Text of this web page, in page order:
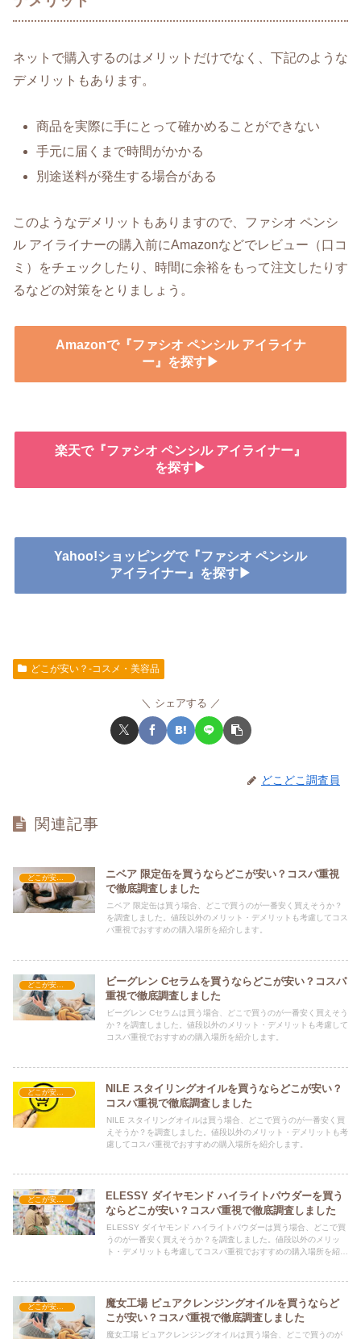
ネットで購入するのはメリットだけでなく、下記のような
デメリットもあります。
商品を実際に手にとって確かめることができない
手元に届くまで時間がかかる
別途送料が発生する場合がある
このようなデメリットもありますので、ファシオ ペンシ
ル アイライナーの購入前にAmazonなどでレビュー（口コ
ミ）をチェックしたり、時間に余裕をもって注文したりす
るなどの対策をとりましょう。
Amazonで『ファシオ ペンシル アイライナ
ー』を探す▶
楽天で『ファシオ ペンシル アイライナー』
を探す▶
Yahoo!ショッピングで『ファシオ ペンシル
アイライナー』を探す▶
どこが安い？-コスメ・美容品
シェアする
どこどこ調査員
関連記事
どこが安い？-コスメ・美容品
ニベア 限定缶を買うならどこが安い？コスパ重視
で徹底調査しました
ニベア 限定缶は買う場合、どこで買うのが一番安く買えそうか？
を調査しました。値段以外のメリット・デメリットも考慮してコス
パ重視でおすすめの購入場所を紹介します。
どこが安い？-コスメ・美容品
ビーグレン Cセラムを買うならどこが安い？コスパ
重視で徹底調査しました
ビーグレン Cセラムは買う場合、どこで買うのが一番安く買えそう
か？を調査しました。値段以外のメリット・デメリットも考慮して
コスパ重視でおすすめの購入場所を紹介します。
どこが安い？-コスメ・美容品
NILE スタイリングオイルを買うならどこが安い？
コスパ重視で徹底調査しました
NILE スタイリングオイルは買う場合、どこで買うのが一番安く買
えそうか？を調査しました。値段以外のメリット・デメリットも考
慮してコスパ重視でおすすめの購入場所を紹介します。
どこが安い？-コスメ・美容品
ELESSY ダイヤモンド ハイライトパウダーを買う
ならどこが安い？コスパ重視で徹底調査しました
ELESSY ダイヤモンド ハイライトパウダーは買う場合、どこで買
うのが一番安く買えそうか？を調査しました。値段以外のメリッ
ト・デメリットも考慮してコスパ重視でおすすめの購入場所を紹介
どこが安い？-コスメ・美容品
魔女工場 ピュアクレンジングオイルを買うならど
こが安い？コスパ重視で徹底調査しました
魔女工場 ピュアクレンジングオイルは買う場合、どこで買うのが